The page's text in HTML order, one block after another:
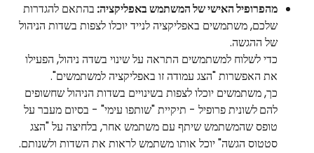
מהפרופיל האישי של המשתמש באפליקציה: בהתאם להגדרות
שלכם, משתמשים באפליקציה לנייד יוכלו לצפות בשדות הניהול
של ההגשה.
כדי לשלוח למשתמשים התראה על שינוי בשדה ניהול, הפעילו
את האפשרות "הצג עמודה זו באפליקציה למשתמשים".
כך, משתמשים יוכלו לצפות בשינויים בשדות הניהול שחשופים
להםלשונית פרופיל - תיקיית "שותפו עימי" - בסיום מעבר על
טופס שהמשתמש שיתף עם משתמש אחר, בלחיצה על "הצג
סטטוס הגשה" יוכל אותו משתמש לראות את השדות ולשנותם.